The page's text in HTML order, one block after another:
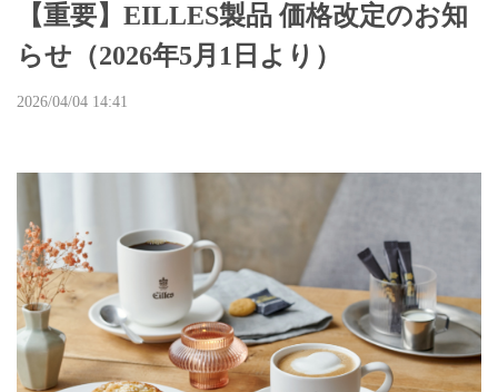
【重要】EILLES製品 価格改定のお知
らせ（2026年5月1日より）
2026/04/04 14:41